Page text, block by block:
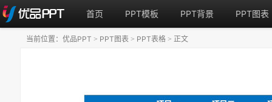
首页 PPT模板 PPT背景 PPT图表
当前位置： 优品PPT > PPT图表 > PPT表格 > 正文